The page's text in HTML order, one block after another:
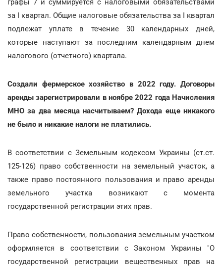
графы 7 и суммируется с налоговыми обязательствами
за I квартал. Общие налоговые обязательства за I квартал
подлежат уплате в течение 30 календарных дней,
которые наступают за последним календарным днем
налогового (отчетного) квартала.
Создали фермерское хозяйство в 2022 году. Договоры
аренды зарегистрировали в ноябре 2022 года Начисления
МНО за два месяца насчитываем? Дохода еще никакого
не было и никакие налоги не платились.
В соответствии с Земельным кодексом Украины (ст.ст.
125-126) право собственности на земельный участок, а
также право постоянного пользования и право аренды
земельного участка возникают с момента
государственной регистрации этих прав.
Право собственности, пользования земельным участком
оформляется в соответствии с Законом Украины "О
государственной регистрации вещественных прав на